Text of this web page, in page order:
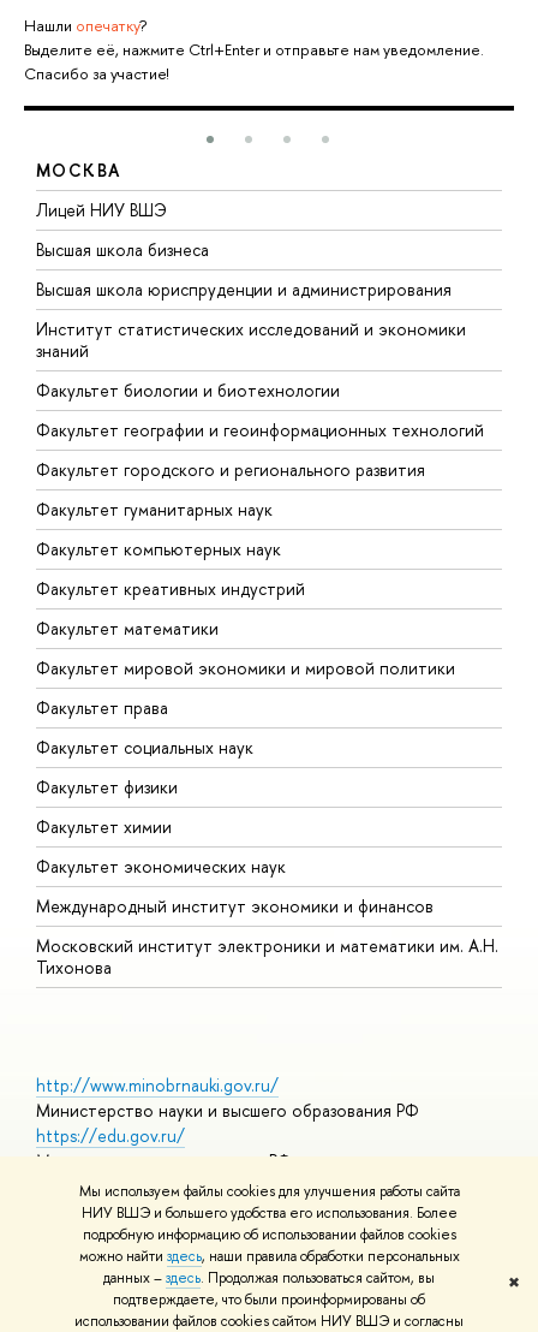
Мы используем файлы cookies для улучшения работы сайта
НИУ ВШЭ и большего удобства его использования. Более
подробную информацию об использовании файлов cookies
можно найти здесь, наши правила обработки персональных
данных –здесь. Продолжая пользоваться сайтом, вы
подтверждаете, что были проинформированы об
использовании файлов cookies сайтом НИУ ВШЭ и согласны
✖
Нашли опечатку?
Выделите её, нажмите Ctrl+Enter и отправьте нам уведомление.
Спасибо за участие!
МОСКВА
Лицей НИУ ВШЭ
Высшая школа бизнеса
Высшая школа юриспруденции и администрирования
Институт статистических исследований и экономики
знаний
Факультет биологии и биотехнологии
Факультет географии и геоинформационных технологий
Факультет городского и регионального развития
Факультет гуманитарных наук
Факультет компьютерных наук
Факультет креативных индустрий
Факультет математики
Факультет мировой экономики и мировой политики
Факультет права
Факультет социальных наук
Факультет физики
Факультет химии
Факультет экономических наук
Международный институт экономики и финансов
Московский институт электроники и математики им. А.Н.
Тихонова
http://www.minobrnauki.gov.ru/
Министерство науки и высшего образования РФ
https://edu.gov.ru/
Министерство просвещения РФ
https://elearning.hse.ru/mooc
Массовые открытые онлайн-курсы
© НИУ ВШЭ 1993–2026 Адреса и контактыУсловия
использования материалов Политика конфиденциальности